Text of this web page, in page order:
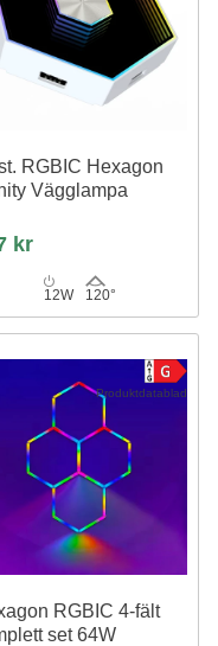
RGBIC Hexagon
Vägglampa
kr
12W 120°
Produktdatablad
RGBIC 4-fält
set 64W